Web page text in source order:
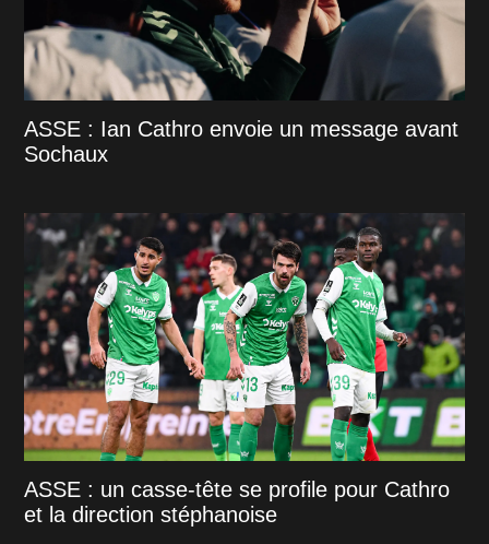
ASSE : Ian Cathro envoie un message avant
Sochaux
ASSE : un casse-tête se profile pour Cathro
et la direction stéphanoise